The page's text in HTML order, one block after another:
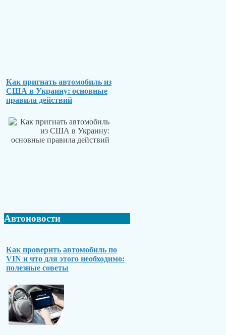
Как пригнать автомобиль из
США в Украину: основные
правила действий
Автоновости
Как проверить автомобиль по
VIN и что для этого необходимо:
полезные советы